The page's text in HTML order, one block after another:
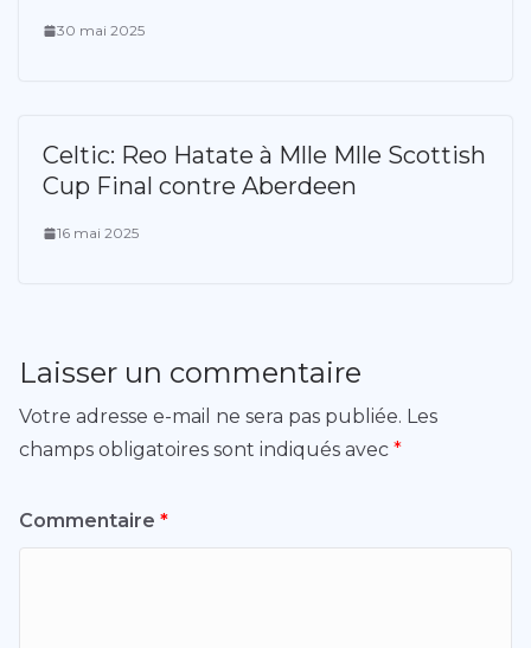
30 mai 2025
Celtic: Reo Hatate à Mlle Mlle Scottish
Cup Final contre Aberdeen
16 mai 2025
Laisser un commentaire
Votre adresse e-mail ne sera pas publiée. Les
champs obligatoires sont indiqués avec *
Commentaire *